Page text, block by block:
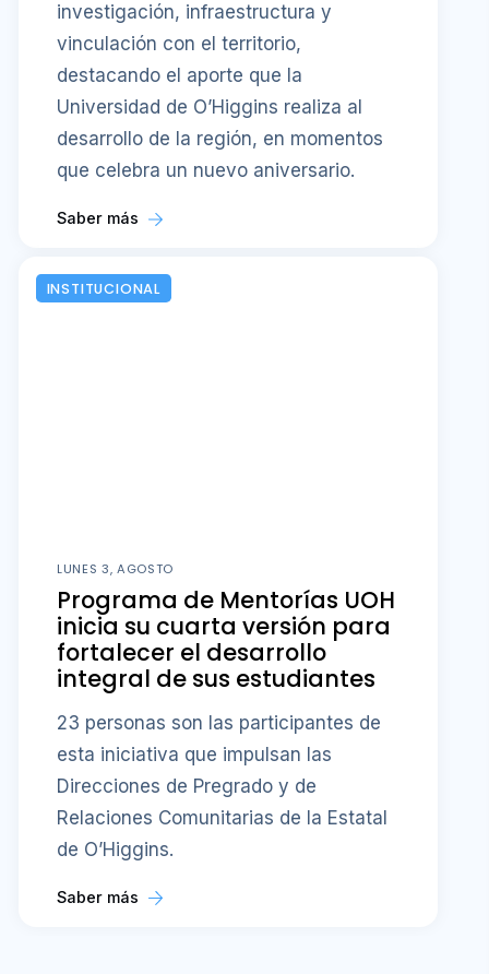
investigación, infraestructura y
vinculación con el territorio,
destacando el aporte que la
Universidad de O’Higgins realiza al
desarrollo de la región, en momentos
que celebra un nuevo aniversario.
Saber más
INSTITUCIONAL
LUNES 3, AGOSTO
Programa de Mentorías UOH
inicia su cuarta versión para
fortalecer el desarrollo
integral de sus estudiantes
23 personas son las participantes de
esta iniciativa que impulsan las
Direcciones de Pregrado y de
Relaciones Comunitarias de la Estatal
de O’Higgins.
Saber más